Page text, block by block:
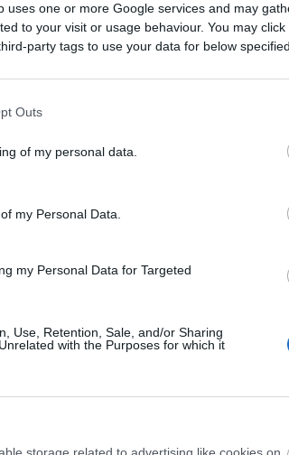
uses one or more Google services and may
to your visit or usage behaviour. You may
party tags to use your data for below
Outs
of my personal data.
my Personal Data.
my Personal Data for Targeted
Use, Retention, Sale, and/or Sharing
with the Purposes for which it